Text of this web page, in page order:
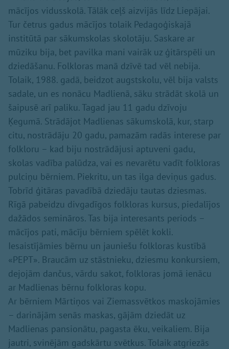
mācījos vidusskolā. Tālāk ceļš aizvijās līdz Liepājai.
Tur četrus gadus mācījos tolaik Pedagoģiskajā
institūtā par sākumskolas skolotāju. Saskare ar
mūziku bija, bet pavilka mani vairāk uz ģitārspēli un
dziedāšanu. Folkloras manā dzīvē tad vēl nebija.
Tolaik, 1988. gadā, beidzot augstskolu, vēl bija valsts
sadale, un es nonācu Madlienā, sāku strādāt skolā un
šaipusē arī paliku. Tagad jau 11 gadu dzīvoju
Ķegumā. Strādājot Madlienas sākumskolā, kur, starp
citu, nostrādāju 20 gadu, pamazām radās interese par
folkloru – kad biju nostrādājusi aptuveni gadu,
skolas vadība palūdza, vai es nevarētu vadīt folkloras
pulciņu bērniem. Piekritu, un tas ilga deviņus gadus.
Tobrīd ģitāras pavadībā dziedāju tautas dziesmas.
Rīgā pabeidzu divgadīgos folkloras kursus, piedalījos
dažādos semināros. Tas bija interesants periods –
mācījos pati, mācīju bērniem spēlēt kokli.
Iesaistījāmies bērnu un jauniešu folkloras kustībā
«PEPT». Braucām uz stāstnieku, dziesmu konkursiem,
dejojām dančus, vārdu sakot, folkloras jomā ienācu
ar Madlienas bērnu folkloras kopu.
Ar bērniem Mārtiņos vai Ziemassvētkos maskojāmies
– darinājām senās maskas, gājām dziedāt uz
Madlienas pansionātu, pagasta ēku, veikaliem. Bija
jautri, svinējām gadskārtu svētkus. Tolaik atgriezās